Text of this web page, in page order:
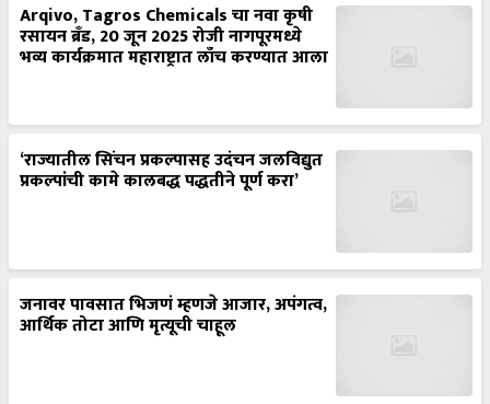
Arqivo, Tagros Chemicals चा नवा कृषी
रसायन ब्रँड, 20 जून 2025 रोजी नागपूरमध्ये
भव्य कार्यक्रमात महाराष्ट्रात लाँच करण्यात आला
‘राज्यातील सिंचन प्रकल्पासह उदंचन जलविद्युत
प्रकल्पांची कामे कालबद्ध पद्धतीने पूर्ण करा’
जनावर पावसात भिजणं म्हणजे आजार, अपंगत्व,
आर्थिक तोटा आणि मृत्यूची चाहूल